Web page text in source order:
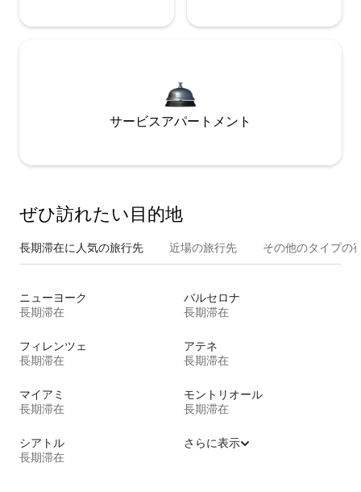
サービスアパートメント
ぜひ訪⁠れ⁠た⁠い目⁠的⁠地
長期滞在に人気の旅行先 近場の旅行先 その他のタ⁠イ⁠プ⁠の
ニューヨーク
長期滞在
バルセロナ
長期滞在
フィレンツェ
長期滞在
アテネ
長期滞在
マイアミ
長期滞在
モントリオール
長期滞在
シアトル
長期滞在
さらに表示